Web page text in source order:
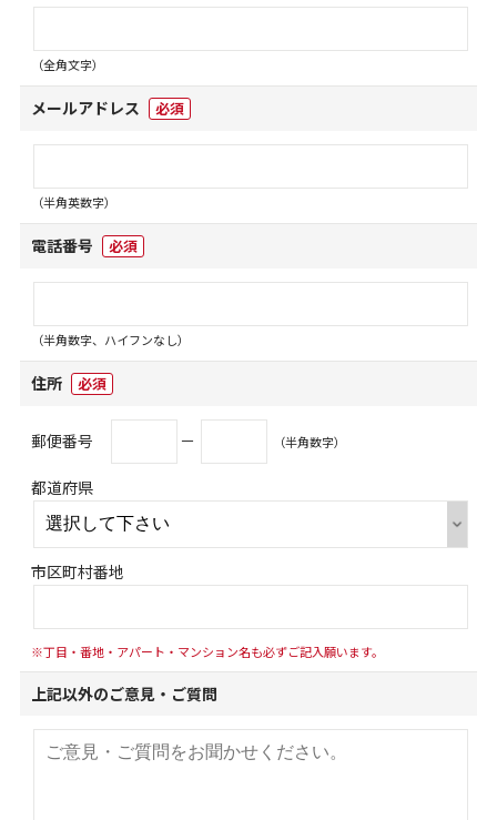
（全角文字）
メールアドレス 必須
（半角英数字）
電話番号 必須
（半角数字、ハイフンなし）
住所 必須
郵便番号 － （半角数字）
都道府県
市区町村番地
※丁目・番地・アパート・マンション名も必ずご記入願います。
上記以外のご意見・ご質問